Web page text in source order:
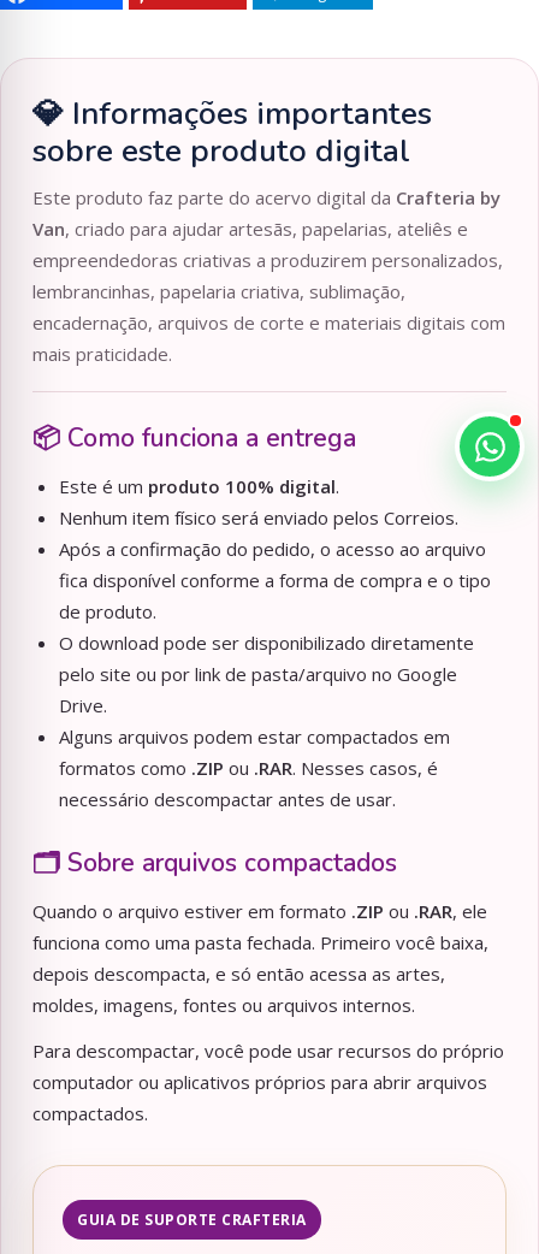
💎 Informações importantes
sobre este produto digital
Este produto faz parte do acervo digital da Crafteria by
Van, criado para ajudar artesãs, papelarias, ateliês e
empreendedoras criativas a produzirem personalizados,
lembrancinhas, papelaria criativa, sublimação,
encadernação, arquivos de corte e materiais digitais com
mais praticidade.
📦 Como funciona a entrega
Este é um produto 100% digital.
Nenhum item físico será enviado pelos Correios.
Após a confirmação do pedido, o acesso ao arquivo
fica disponível conforme a forma de compra e o tipo
de produto.
O download pode ser disponibilizado diretamente
pelo site ou por link de pasta/arquivo no Google
Drive.
Alguns arquivos podem estar compactados em
formatos como .ZIP ou .RAR. Nesses casos, é
necessário descompactar antes de usar.
🗂️ Sobre arquivos compactados
Quando o arquivo estiver em formato .ZIP ou .RAR, ele
funciona como uma pasta fechada. Primeiro você baixa,
depois descompacta, e só então acessa as artes,
moldes, imagens, fontes ou arquivos internos.
Para descompactar, você pode usar recursos do próprio
computador ou aplicativos próprios para abrir arquivos
compactados.
GUIA DE SUPORTE CRAFTERIA